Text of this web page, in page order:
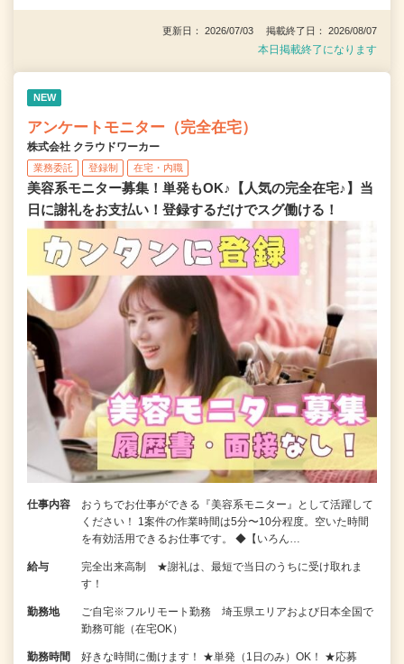
更新日： 2026/07/03 掲載終了日： 2026/08/07
本日掲載終了になります
NEW
アンケートモニター（完全在宅）
株式会社 クラウドワーカー
業務委託 登録制 在宅・内職
美容系モニター募集！単発もOK♪【人気の完全在宅♪】当
日に謝礼をお支払い！登録するだけでスグ働ける！
仕事内容
おうちでお仕事ができる『美容系モニター』として活躍して
ください！ 1案件の作業時間は5分〜10分程度。空いた時間
を有効活用できるお仕事です。 ◆【いろん…
給与
完全出来高制 ★謝礼は、最短で当日のうちに受け取れま
す！
勤務地
ご自宅※フルリモート勤務 埼玉県エリアおよび日本全国で
勤務可能（在宅OK）
勤務時間
好きな時間に働けます！ ★単発（1日のみ）OK！ ★応募